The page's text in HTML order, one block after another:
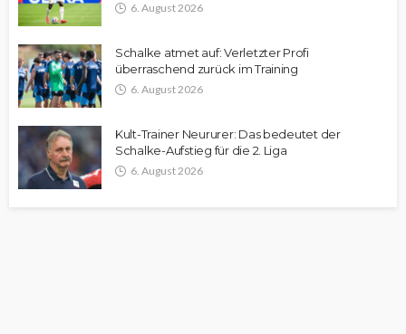
6. August 2026
Schalke atmet auf: Verletzter Profi
überraschend zurück im Training
6. August 2026
Kult-Trainer Neururer: Das bedeutet der
Schalke-Aufstieg für die 2. Liga
6. August 2026